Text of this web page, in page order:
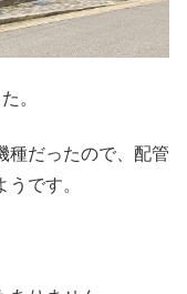
。
種だったので、配管
です。